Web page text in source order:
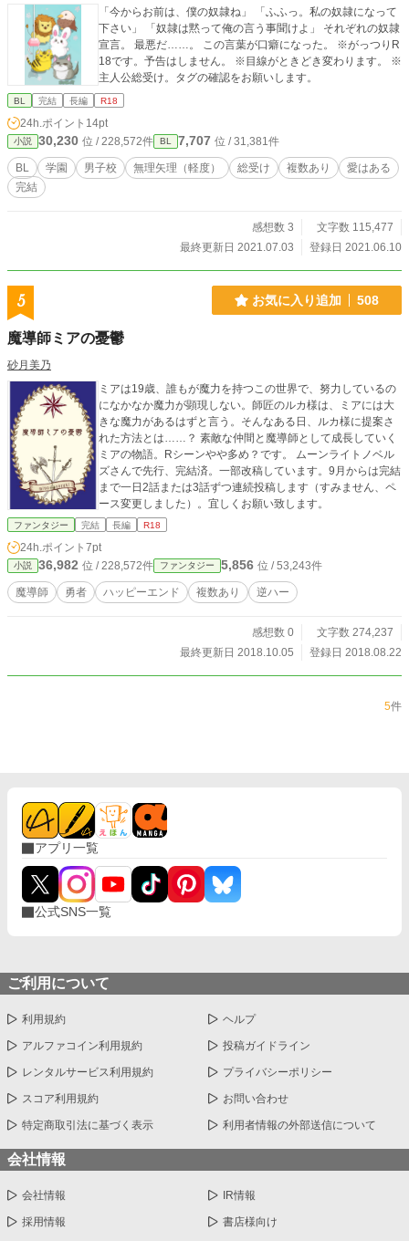
「今からお前は、僕の奴隷ね」 「ふふっ。私の奴隷になって
下さい」 「奴隷は黙って俺の言う事聞けよ」 それぞれの奴隷
宣言。 最悪だ……。 この言葉が口癖になった。 ※がっつりR
18です。予告はしません。 ※目線がときどき変わります。 ※
主人公総受け。タグの確認をお願いします。
BL 完結 長編 R18
24h.ポイント 14pt
小説 30,230 位 / 228,572件 BL 7,707 位 / 31,381件
BL 学園 男子校 無理矢理（軽度） 総受け 複数あり
愛はある
完結
感想数 3
文字数 115,477
最終更新日 2021.07.03
登録日 2021.06.10
5 お気に入り追加 508
魔導師ミアの憂鬱
砂月美乃
ミアは19歳、誰もが魔力を持つこの世界で、努力しているの
になかなか魔力が顕現しない。師匠のルカ様は、ミアには大
きな魔力があるはずと言う。そんなある日、ルカ様に提案さ
れた方法とは……？ 素敵な仲間と魔導師として成長していく
ミアの物語。Rシーンやや多め？です。 ムーンライトノベル
ズさんで先行、完結済。一部改稿しています。9月からは完結
まで一日2話または3話ずつ連続投稿します（すみません、ペ
ース変更しました）。宜しくお願い致します。
ファンタジー 完結 長編 R18
24h.ポイント 7pt
小説 36,982 位 / 228,572件 ファンタジー 5,856 位 / 53,243件
魔導師 勇者 ハッピーエンド 複数あり 逆ハー
感想数 0
文字数 274,237
最終更新日 2018.10.05
登録日 2018.08.22
5件
アプリ一覧
公式SNS一覧
ご利用について
利用規約 ヘルプ
アルファコイン利用規約 投稿ガイドライン
レンタルサービス利用規約 プライバシーポリシー
スコア利用規約 お問い合わせ
特定商取引法に基づく表示 利用者情報の外部送信について
会社情報
会社情報 IR情報
採用情報 書店様向け